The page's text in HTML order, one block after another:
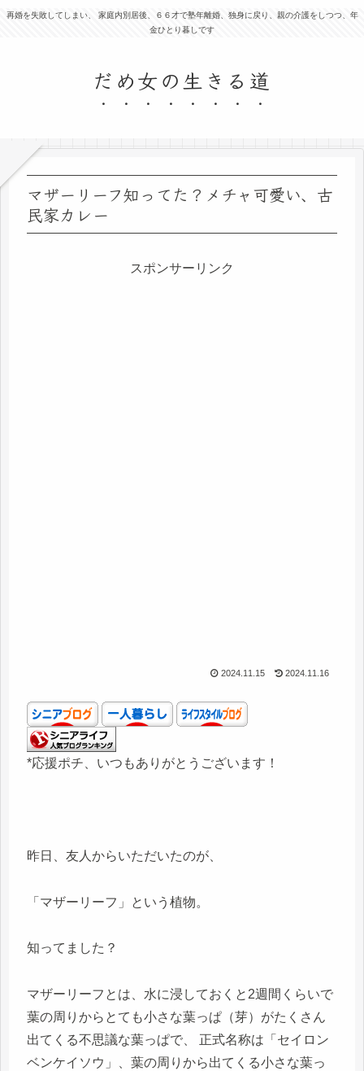
再婚を失敗してしまい、 家庭内別居後、６６才で塾年離婚、独身に戻り、親の介護をしつつ、年
金ひとり暮しです
だめ女の生きる道
マザーリーフ知ってた？メチャ可愛い、古
民家カレー
スポンサーリンク
2024.11.15 2024.11.16
*応援ポチ、いつもありがとうございます！
昨日、友人からいただいたのが、
「マザーリーフ」という植物。
知ってました？
マザーリーフとは、水に浸しておくと2週間くらいで
葉の周りからとても小さな葉っぱ（芽）がたくさん
出てくる不思議な葉っぱで、 正式名称は「セイロン
ベンケイソウ」、葉の周りから出てくる小さな葉っ